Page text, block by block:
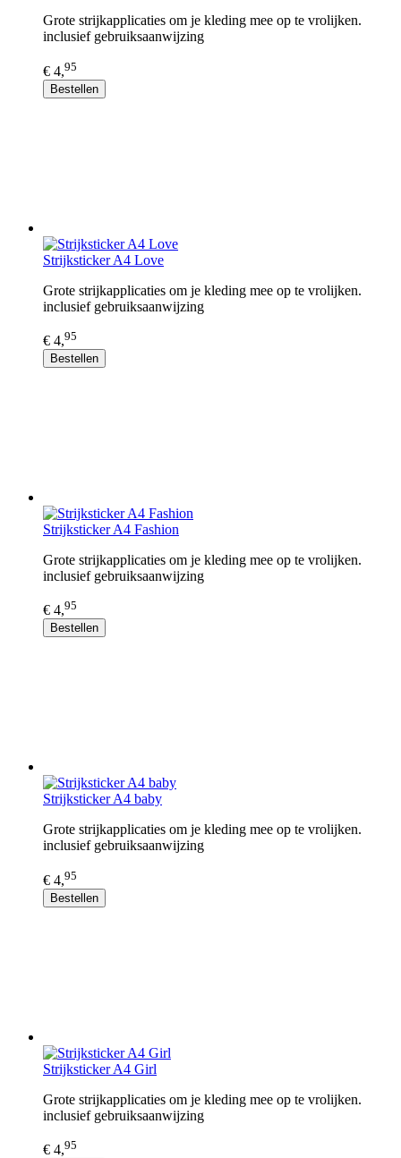
Grote strijkapplicaties om je kleding mee op te vrolijken.
inclusief gebruiksaanwijzing
€ 4,95
Bestellen
Strijksticker A4 Love
Grote strijkapplicaties om je kleding mee op te vrolijken.
inclusief gebruiksaanwijzing
€ 4,95
Bestellen
Strijksticker A4 Fashion
Grote strijkapplicaties om je kleding mee op te vrolijken.
inclusief gebruiksaanwijzing
€ 4,95
Bestellen
Strijksticker A4 baby
Grote strijkapplicaties om je kleding mee op te vrolijken.
inclusief gebruiksaanwijzing
€ 4,95
Bestellen
Strijksticker A4 Girl
Grote strijkapplicaties om je kleding mee op te vrolijken.
inclusief gebruiksaanwijzing
€ 4,95